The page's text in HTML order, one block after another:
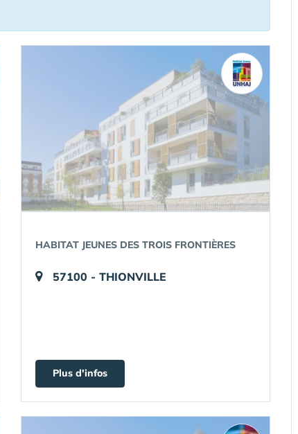
HABITAT JEUNES DES TROIS FRONTIÈRES
57100 - THIONVILLE
Plus d'infos